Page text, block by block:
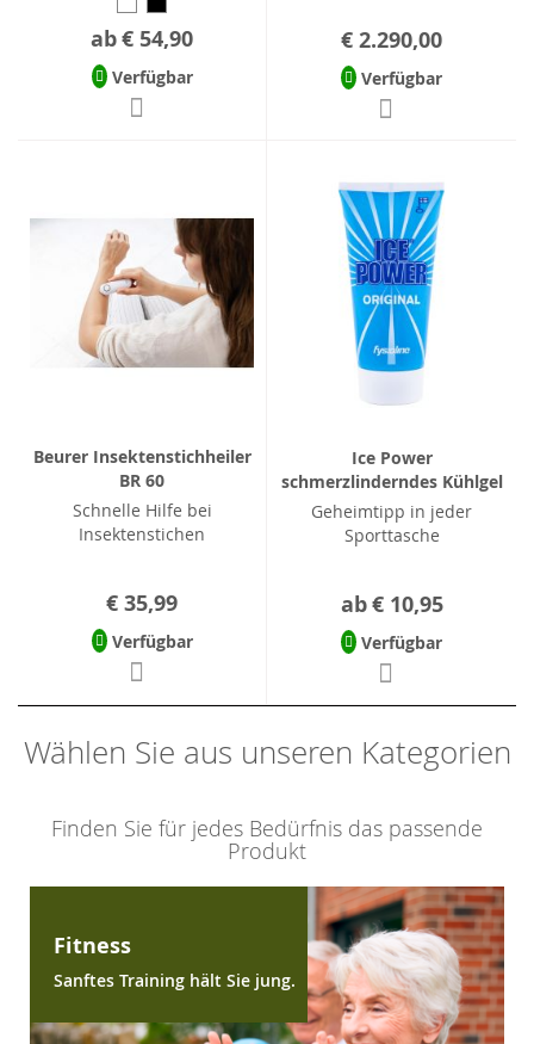
ab€ 54,90
Verfügbar
€ 2.290,00
Verfügbar
Beurer Insektenstichheiler
BR 60
Schnelle Hilfe bei
Insektenstichen
€ 35,99
Verfügbar
Ice Power
schmerzlinderndes Kühlgel
Geheimtipp in jeder
Sporttasche
ab€ 10,95
Verfügbar
Wählen Sie aus unseren Kategorien
Finden Sie für jedes Bedürfnis das passende
Produkt
Fitness
Sanftes Training hält Sie jung.